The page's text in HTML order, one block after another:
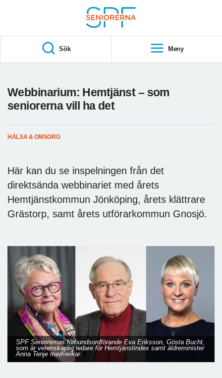
S
A
Sök Meny
Webbinarium: Hemtjänst – som
seniorerna vill ha det
HÄLSA & OMSORG
Här kan du se inspelningen från det
direktsända webbinariet med årets
Hemtjänstkommun Jönköping, årets klättrare
Grästorp, samt årets utförarkommun Gnosjö.
SPF Seniorernas förbundsordförande Eva Eriksson, Gösta Bucht,
som är vetenskaplig ledare för Hemtjänstindex samt äldreminister
Anna Tenje medverkar.